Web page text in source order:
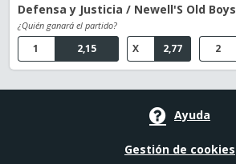
Defensa y Justicia / Newell'S Old Boys
¿Quién ganará el partido?
2,15
1 2,77
X 2
Ayuda
Gestión de cookies